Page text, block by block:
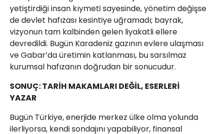
yetiştirdiği insan kıymeti sayesinde, yönetim değişse
de devlet hafızası kesintiye uğramadı; bayrak,
vizyonun tam kalbinden gelen liyakatli ellere
devredildi. Bugün Karadeniz gazının evlere ulaşması
ve Gabar’da üretimin katlanması, bu sarsılmaz
kurumsal hafızanın doğrudan bir sonucudur.
​SONUÇ: TARİH MAKAMLARI DEĞİL, ESERLERİ
YAZAR
​Bugün Türkiye, enerjide merkez ülke olma yolunda
ilerliyorsa, kendi sondajını yapabiliyor, finansal